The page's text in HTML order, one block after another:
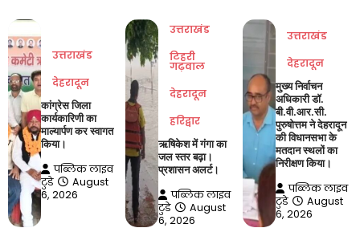
उत्तराखंड
देहरादून
कांग्रेस जिला
कार्यकारिणी का
माल्यार्पण कर स्वागत
किया।
पब्लिक लाइव
टुडे
August
6, 2026
उत्तराखंड
टिहरी
गढ़वाल
देहरादून
हरिद्वार
ऋषिकेश में गंगा का
जल स्तर बढ़ा।
प्रशासन अलर्ट।
पब्लिक लाइव
टुडे
August
6, 2026
उत्तराखंड
देहरादून
मुख्य निर्वाचन
अधिकारी डॉ.
बी.वी.आर.सी.
पुरुषोत्तम ने देहरादून
की विधानसभा के
मतदान स्थलों का
निरीक्षण किया।
पब्लिक लाइव
टुडे
August
6, 2026